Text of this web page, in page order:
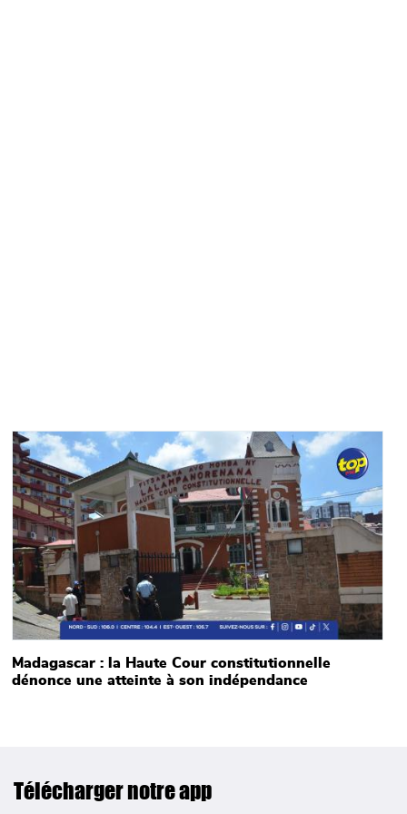
Main picture
Madagascar : la Haute Cour constitutionnelle
dénonce une atteinte à son indépendance
Télécharger notre app